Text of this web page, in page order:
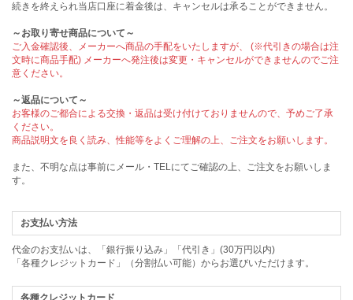
続きを終えられ当店口座に着金後は、キャンセルは承ることができません。
～お取り寄せ商品について～
ご入金確認後、メーカーへ商品の手配をいたしますが、 (※代引きの場合は注
文時に商品手配) メーカーへ発注後は変更・キャンセルができませんのでご注
意ください。
～返品について～
お客様のご都合による交換・返品は受け付けておりませんので、予めご了承
ください。
商品説明文を良く読み、性能等をよくご理解の上、ご注文をお願いします。
また、不明な点は事前にメール・TELにてご確認の上、ご注文をお願いしま
す。
お支払い方法
代金のお支払いは、「銀行振り込み」「代引き」(30万円以内)
「各種クレジットカード」（分割払い可能）からお選びいただけます。